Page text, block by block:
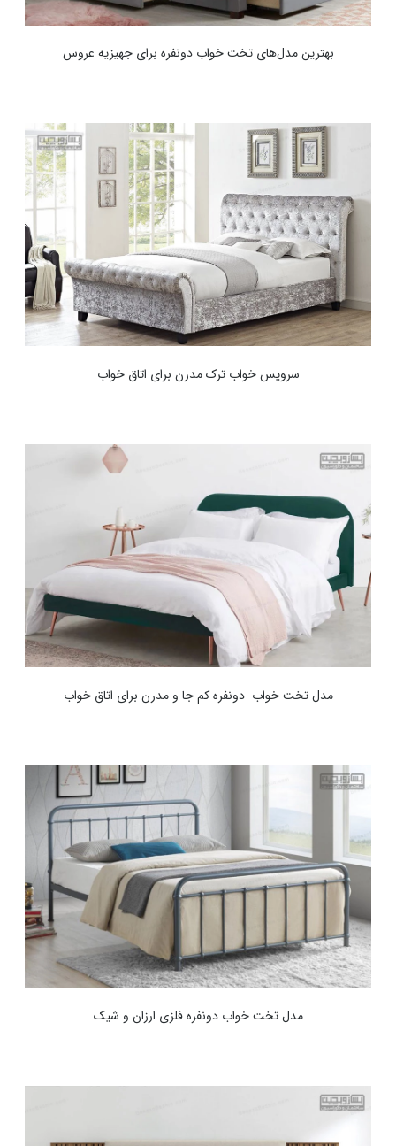
بهترین مدل‌های تخت خواب دونفره برای جهیزیه عروس
سرویس خواب ترک مدرن برای اتاق خواب
مدل تخت خواب دونفره کم جا و مدرن برای اتاق خواب
مدل تخت خواب دونفره فلزی ارزان و شیک